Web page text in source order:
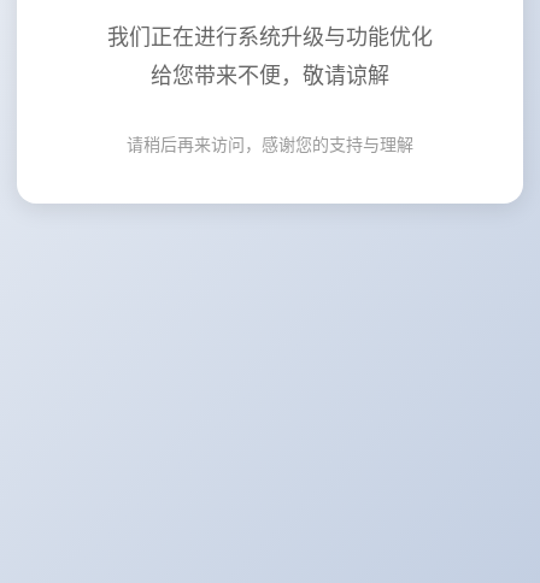
我们正在进行系统升级与功能优化
给您带来不便，敬请谅解
请稍后再来访问，感谢您的支持与理解